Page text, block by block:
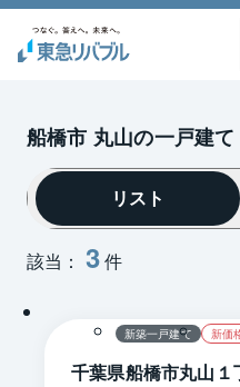
船橋市 丸山の一戸建て
該当： 3件
リスト
新築一戸建て 新価
千葉県船橋市丸山１